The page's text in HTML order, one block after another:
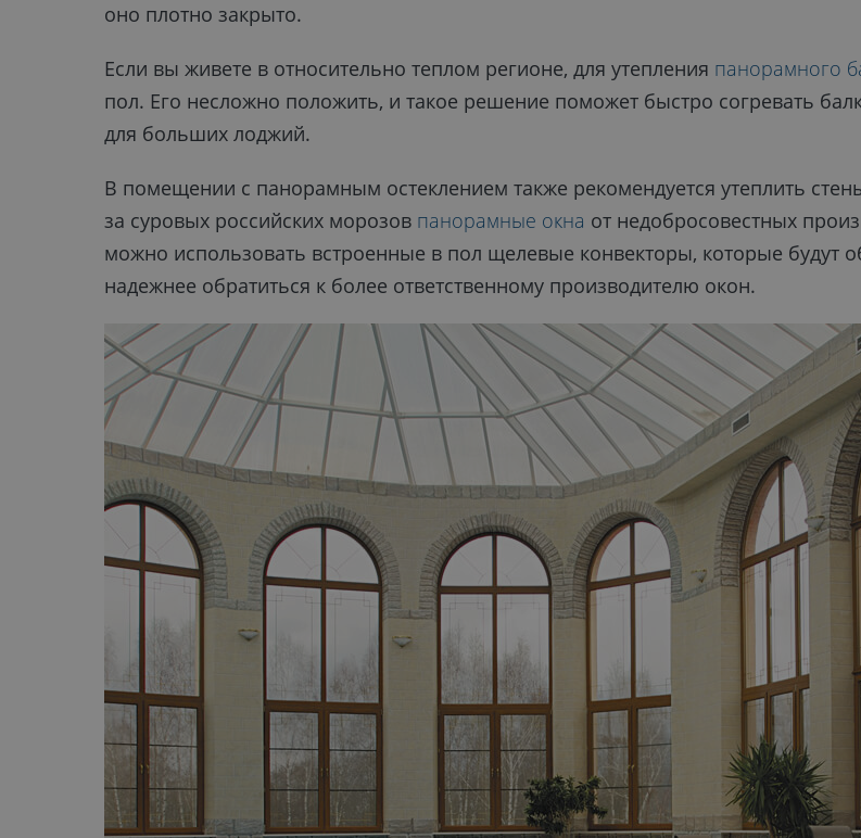
оно плотно закрыто.
Если вы живете в относительно теплом регионе, для утепления панорамного
пол. Его несложно положить, и такое решение поможет быстро согревать
для больших лоджий.
В помещении с панорамным остеклением также рекомендуется утеплить
за суровых российских морозов панорамные окна от недобросовестных
можно использовать встроенные в пол щелевые конвекторы, которые будут
надежнее обратиться к более ответственному производителю окон.